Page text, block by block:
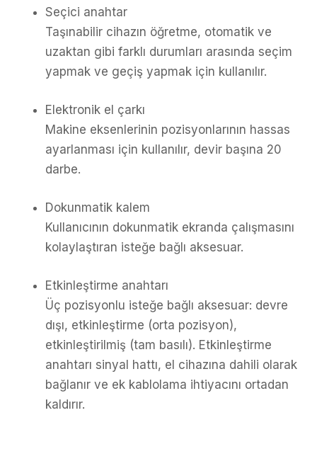
Seçici anahtar
Taşınabilir cihazın öğretme, otomatik ve
uzaktan gibi farklı durumları arasında seçim
yapmak ve geçiş yapmak için kullanılır.
Elektronik el çarkı
Makine eksenlerinin pozisyonlarının hassas
ayarlanması için kullanılır, devir başına 20
darbe.
Dokunmatik kalem
Kullanıcının dokunmatik ekranda çalışmasını
kolaylaştıran isteğe bağlı aksesuar.
Etkinleştirme anahtarı
Üç pozisyonlu isteğe bağlı aksesuar: devre
dışı, etkinleştirme (orta pozisyon),
etkinleştirilmiş (tam basılı). Etkinleştirme
anahtarı sinyal hattı, el cihazına dahili olarak
bağlanır ve ek kablolama ihtiyacını ortadan
kaldırır.